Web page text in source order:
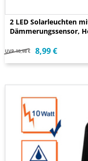
2 LED Solarleuchten
Dämmerungssensor,
UVP 10,98 € 8,99 €